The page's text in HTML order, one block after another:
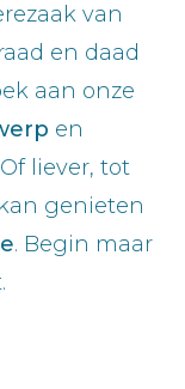
van
en daad
aan onze
en
liever, tot
genieten
. Begin maar